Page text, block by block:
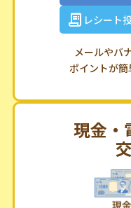
レシート
メールやバ
ポイントが簡
現金・